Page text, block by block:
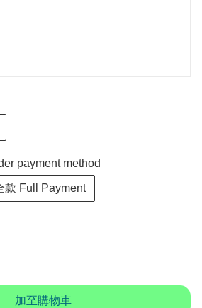
payment method
款 Full Payment
加至購物車